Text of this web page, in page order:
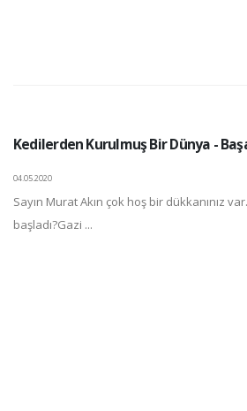
Kedilerden Kurulmuş Bir Dünya -
04.05.2020
Sayın Murat Akın çok hoş bir dükkanınız
başladı?Gazi ...